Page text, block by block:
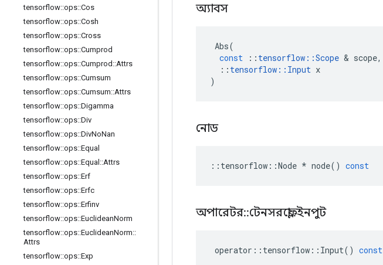
tensorflow::ops::Cos
tensorflow::ops::Cosh
tensorflow::ops::Cross
tensorflow::ops::Cumprod
tensorflow::ops::Cumprod ::Attrs
tensorflow::ops::Cumsum
tensorflow::ops::Cumsum::Attrs
tensorflow::ops::Digamma
tensorflow::ops::Div
tensorflow::ops::DivNoNan
tensorflow::ops::Equal
tensorflow::ops::Equal ::Attrs
tensorflow::ops::Erf
tensorflow::ops::Erfc
tensorflow::ops::Erfinv
tensorflow::ops::EuclideanNorm
tensorflow::ops::EuclideanNorm::
Attrs
tensorflow::ops::Exp
অ্যাবস
Abs(
const
:: tensorflow ::Scope & scope,
:: tensorflow :: Input x
)
নোড
:: tensorflow ::Node * node() const
অপারেটর::টেনসরফ্লো::ইনপুট
operator :: tensorflow :: Input() const